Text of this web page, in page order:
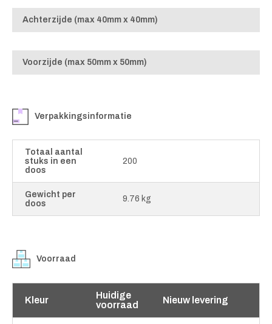
Achterzijde (max 40mm x 40mm)
Voorzijde (max 50mm x 50mm)
Verpakkingsinformatie
Totaal aantal
stuks in een
doos
200
Gewicht per
doos
9.76 kg
Voorraad
Kleur
Huidige
voorraad
Nieuw levering